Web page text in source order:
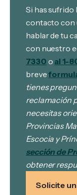
Si has sufrido
contacto con
hablar de tu
con nuestro
7330 o al 1-
breve
tienes
reclamación
necesitas
Provincias
Escocia y
sección de
obtener
Solicite